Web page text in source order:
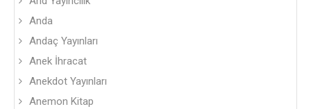
Anda
Andaç Yayınları
Anek İhracat
Anekdot Yayınları
Anemon Kitap